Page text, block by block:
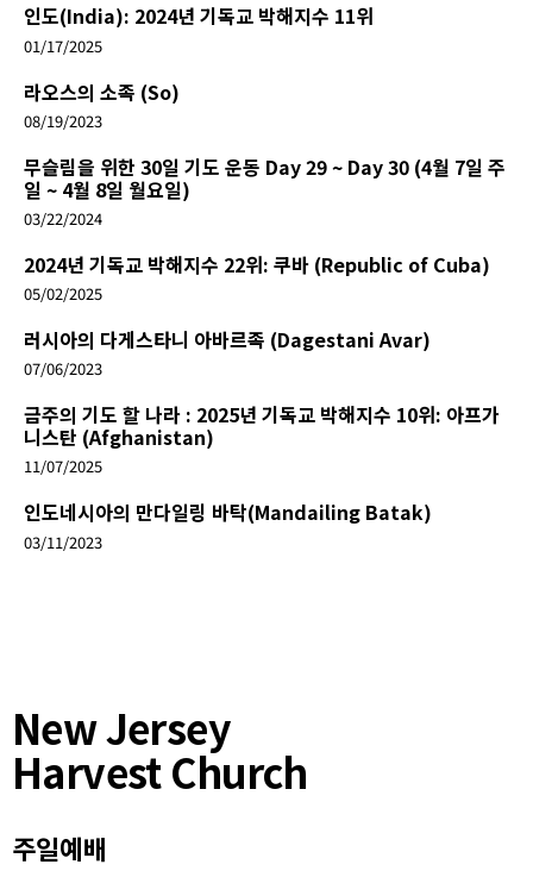
인도(India): 2024년 기독교 박해지수 11위
01/17/2025
라오스의 소족 (So)
08/19/2023
무슬림을 위한 30일 기도 운동 Day 29 ~ Day 30 (4월 7일 주
일 ~ 4월 8일 월요일)
03/22/2024
2024년 기독교 박해지수 22위: 쿠바 (Republic of Cuba)
05/02/2025
러시아의 다게스타니 아바르족 (Dagestani Avar)
07/06/2023
금주의 기도 할 나라 : 2025년 기독교 박해지수 10위: 아프가
니스탄 (Afghanistan)
11/07/2025
인도네시아의 만다일링 바탁(Mandailing Batak)
03/11/2023
New Jersey
Harvest Church
주일예배